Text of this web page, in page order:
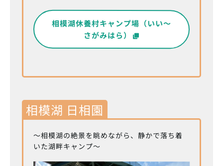
相模湖休養村キャンプ場（いい～
さがみはら）
相模湖 日相園
～相模湖の絶景を眺めながら、静かで落ち着
いた湖畔キャンプ～